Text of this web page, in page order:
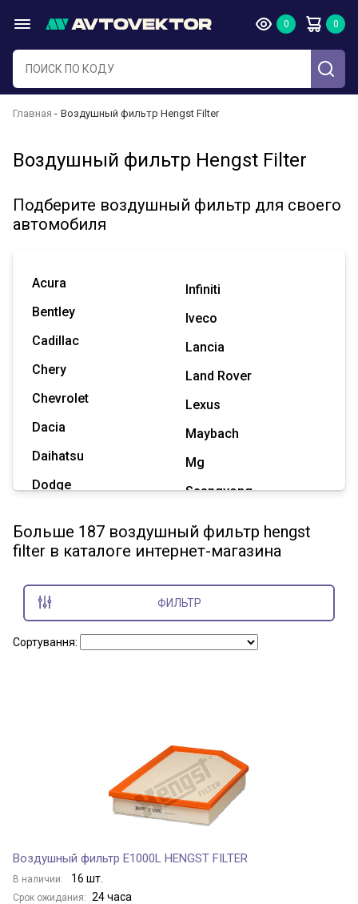
Главная Воздушный фильтр Hengst Filter
Воздушный фильтр Hengst Filter
Подберите воздушный фильтр для своего
автомобиля
Acura
Bentley
Cadillac
Chery
Chevrolet
Dacia
Daihatsu
Dodge
Great Wall
Hummer
Infiniti
Iveco
Lancia
Land Rover
Lexus
Maybach
Mg
Ssangyong
Tesla
Показать все марки
Больше 187 воздушный фильтр hengst
filter в каталоге интернет-магазина
ФИЛЬТР
Сортування:
Воздушный фильтр E1000L HENGST FILTER
В наличии: 16 шт.
Срок ожидания: 24 часа